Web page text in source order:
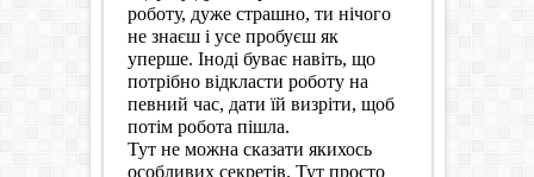
роботу, дуже страшно, ти нічого
не знаєш і усе пробуєш як
уперше. Іноді буває навіть, що
потрібно відкласти роботу на
певний час, дати їй визріти, щоб
потім робота пішла.
Тут не можна сказати якихось
особливих секретів. Тут просто